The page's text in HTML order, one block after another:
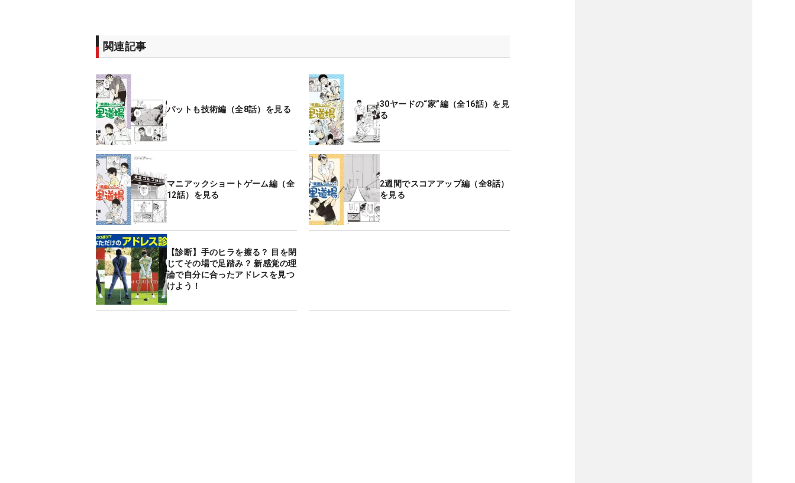
関連記事
パットも技術編（全8話）を見る
30ヤードの“家”編（全16話）を見
る
マニアックショートゲーム編（全
12話）を見る
2週間でスコアアップ編（全8話）
を見る
【診断】手のヒラを擦る？ 目を閉
じてその場で足踏み？ 新感覚の理
論で自分に合ったアドレスを見つ
けよう！